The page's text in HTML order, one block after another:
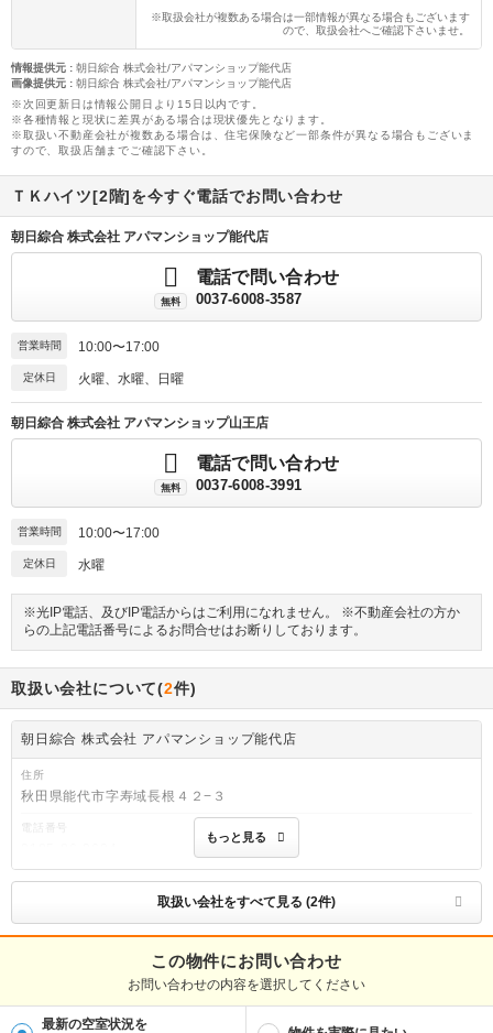
※取扱会社が複数ある場合は一部情報が異なる場合もございます
ので、取扱会社へご確認下さいませ。
情報提供元 : 朝日綜合 株式会社/アパマンショップ能代店
画像提供元 : 朝日綜合 株式会社/アパマンショップ能代店
※次回更新日は情報公開日より15日以内です。
※各種情報と現状に差異がある場合は現状優先となります。
※取扱い不動産会社が複数ある場合は、住宅保険など一部条件が異なる場合もございま
すので、取扱店舗までご確認下さい。
ＴＫハイツ[2階]を今すぐ電話でお問い合わせ
朝日綜合 株式会社 アパマンショップ能代店
無料
電話で問い合わせ
0037-6008-3587
営業時間 10:00〜17:00
定休日 火曜、水曜、日曜
朝日綜合 株式会社 アパマンショップ山王店
無料
電話で問い合わせ
0037-6008-3991
営業時間 10:00〜17:00
定休日 水曜
※光IP電話、及びIP電話からはご利用になれません。 ※不動産会社の方か
らの上記電話番号によるお問合せはお断りしております。
取扱い会社について(2件)
朝日綜合 株式会社 アパマンショップ能代店
住所
秋田県能代市字寿域長根４２−３
電話番号
免許番号
秋田県知事(11)第1082号
取引態様
61537020
※お問い合わせの際には、担当者へ物件管理番号をお伝えください。
もっと見る
取扱い会社をすべて見る (2件)
この物件にお問い合わせ
お問い合わせの内容を選択してください
最新の空室状況を